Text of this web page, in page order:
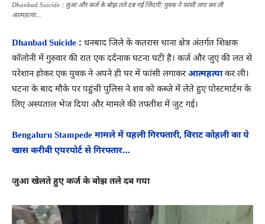
Dhanbad Suicide : जुआ और कर्ज के बोझ तले दब गई जिंदगी: युवक ने फांसी लगा कर ली
आत्महत्या...
Dhanbad Suicide : धनबाद जिले के कतरास थाना क्षेत्र अंतर्गत शिक्षक
कॉलोनी में गुरुवार की रात एक दर्दनाक घटना घटी है। कर्ज और जुए की लत से
परेशान होकर एक युवक ने अपने ही घर में फांसी लगाकरआत्महत्याकर ली।
घटना के बाद मौके पर पहुंची पुलिस ने शव को कब्जे में लेते हुए पोस्टमार्टम के
लिए अस्पताल भेज दिया और मामले की तफ्तीश में जुट गई।
Bengaluru Stampede मामले में पहली गिरफ्तारी, विराट कोहली का ये
खास करीबी एयरपोर्ट से गिरफ्तार…
जुआ खेलते हुए कर्ज के बोझ तले दब गया